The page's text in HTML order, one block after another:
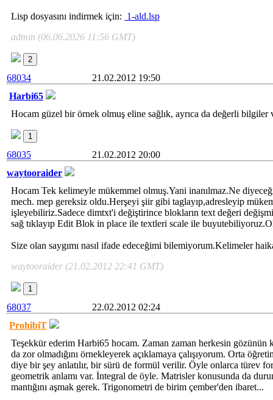
Lisp dosyasını indirmek için: 1-ald.lsp
admin (06.06.2026 11:56 GMT)
2
68034
21.02.2012 19:50
Harbi65
Hocam güzel bir örnek olmuş eline sağlık, ayrıca da değerli
1
68035
21.02.2012 20:00
waytooraider
Hocam Tek kelimeyle mükemmel olmuş.Yani inanılmaz.Ne
mech. mep gereksiz oldu.Herşeyi şiir gibi taglayıp,adresleyip
işleyebiliriz.Sadece dimtxt'i değiştirince blokların text değeri
sağ tıklayıp Edit Blok in place ile textleri scale ile
Size olan saygımı nasıl ifade edeceğimi bilemiyorum.Kelimeler
waytooraider (21.02.2012 22:41 GMT)
1
68037
22.02.2012 02:24
ProhibiT
Teşekkür ederim Harbi65 hocam. Zaman zaman herkesin gözünün
da zor olmadığını örnekleyerek açıklamaya çalışıyorum. Orta
diye bir şey anlatılır, bir sürü de formül verilir. Öyle onlarca türev
geometrik anlamı var. İntegral de öyle. Matrisler konusunda da
mantığını aşmak gerek. Trigonometri de birim çember'den ibaret...